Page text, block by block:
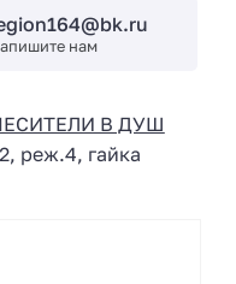
нам
В ДУШ
реж.4, гайка